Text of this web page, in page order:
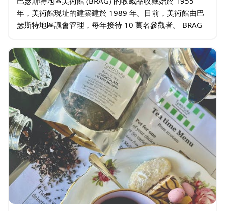
年，美術館現址的建築建於 1989 年。目前，美術館由巴
瑟斯特地區議會管理，每年接待 10 萬名參觀者。 BRAG
展…